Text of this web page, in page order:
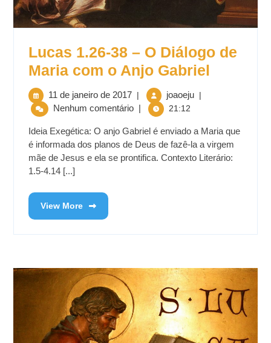
Lucas 1.26-38 – O Diálogo de
Maria com o Anjo Gabriel
11 de janeiro de 2017 | joaoeju |
Nenhum comentário | 21:12
Ideia Exegética: O anjo Gabriel é enviado a Maria que
é informada dos planos de Deus de fazê-la a virgem
mãe de Jesus e ela se prontifica. Contexto Literário:
1.5-4.14 [...]
View More